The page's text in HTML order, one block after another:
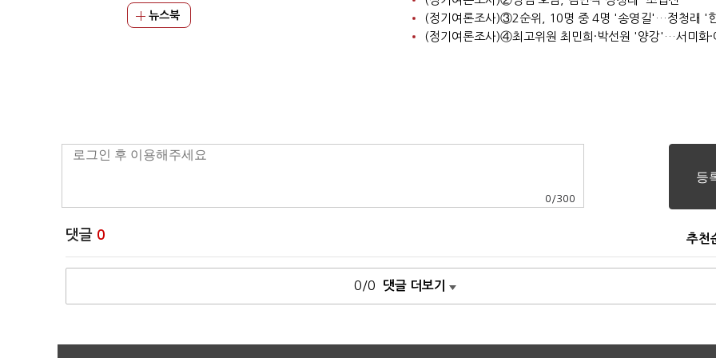
뉴스북
0 /300
댓글 0 추천
0/0 댓글 더보기